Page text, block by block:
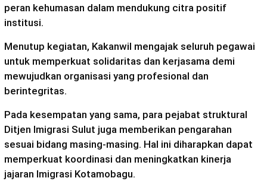
peran kehumasan dalam mendukung citra positif
institusi.
Menutup kegiatan, Kakanwil mengajak seluruh pegawai
untuk memperkuat solidaritas dan kerjasama demi
mewujudkan organisasi yang profesional dan
berintegritas.
Pada kesempatan yang sama, para pejabat struktural
Ditjen Imigrasi Sulut juga memberikan pengarahan
sesuai bidang masing-masing. Hal ini diharapkan dapat
memperkuat koordinasi dan meningkatkan kinerja
jajaran Imigrasi Kotamobagu.